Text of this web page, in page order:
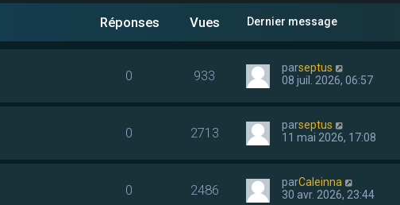
Réponses Vues Dernier message
0 933 parseptus
08 juil. 2026, 06:57
0 2713 parseptus
11 mai 2026, 17:08
0 2486 parCaleinna
30 avr. 2026, 23:44